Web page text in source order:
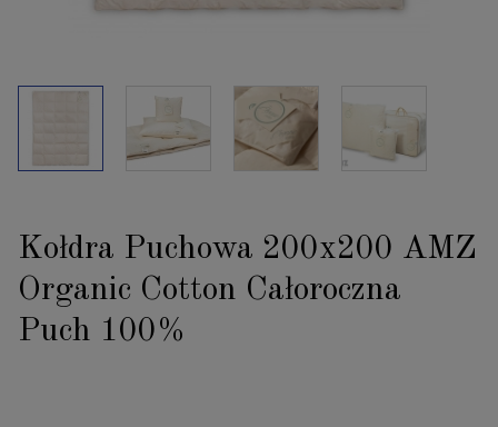
Kołdra Puchowa 200x200 AMZ
Organic Cotton Całoroczna
Puch 100%